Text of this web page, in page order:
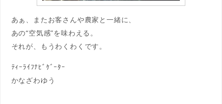
あぁ、またお客さんや農家と一緒に、
あの“空気感”を味わえる。
それが、もうわくわくです。
ﾃｨｰﾗｲﾌﾅﾋﾞｹﾞｰﾀｰ
かなざわゆう